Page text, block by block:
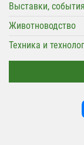
Выставки, события
Животноводство
Техника и